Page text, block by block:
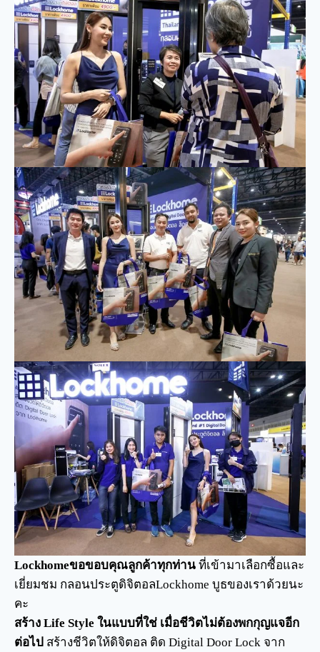
Lockhomeขอขอบคุณลูกค้าทุกท่าน ที่เข้ามาเลือกซื้อและ
เยี่ยมชม กลอนประตูดิจิตอลLockhome บูธของเราด้วยนะ
คะ
สร้าง Life Style ในแบบที่ใช่ เมื่อชีวิตไม่ต้องพกกุญแจอีก
ต่อไป สร้างชีวิตให้ดิจิตอล ติด Digital Door Lock จาก